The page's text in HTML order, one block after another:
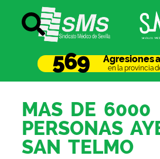
Agresiones
en la provincia
569
MAS DE 6000
PERSONAS
SAN TELMO